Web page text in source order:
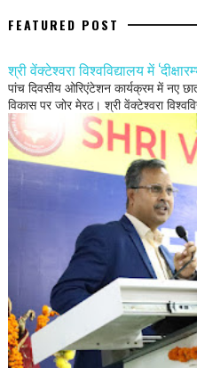
FEATURED POST
श्री वेंक्टेश्वरा विश्वविद्यालय में
पांच दिवसीय ओरिएंटेशन कार्यक्रम में नए
विकास पर जोर मेरठ। श्री वेंक्टेश्वरा